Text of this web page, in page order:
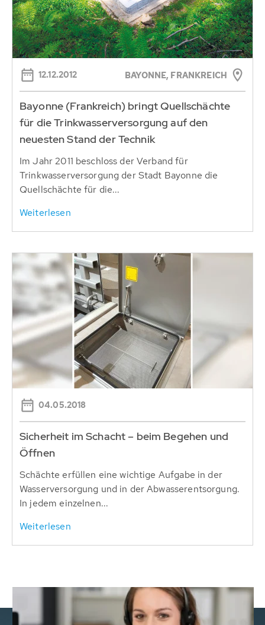
12.12.2012 BAYONNE, FRANKREICH
Bayonne (Frankreich) bringt Quellschächte
für die Trinkwasserversorgung auf den
neuesten Stand der Technik
Im Jahr 2011 beschloss der Verband für
Trinkwasserversorgung der Stadt Bayonne die
Quellschächte für die...
Weiterlesen
04.05.2018
Sicherheit im Schacht – beim Begehen und
Öffnen
Schächte erfüllen eine wichtige Aufgabe in der
Wasserversorgung und in der Abwasserentsorgung.
In jedem einzelnen...
Weiterlesen